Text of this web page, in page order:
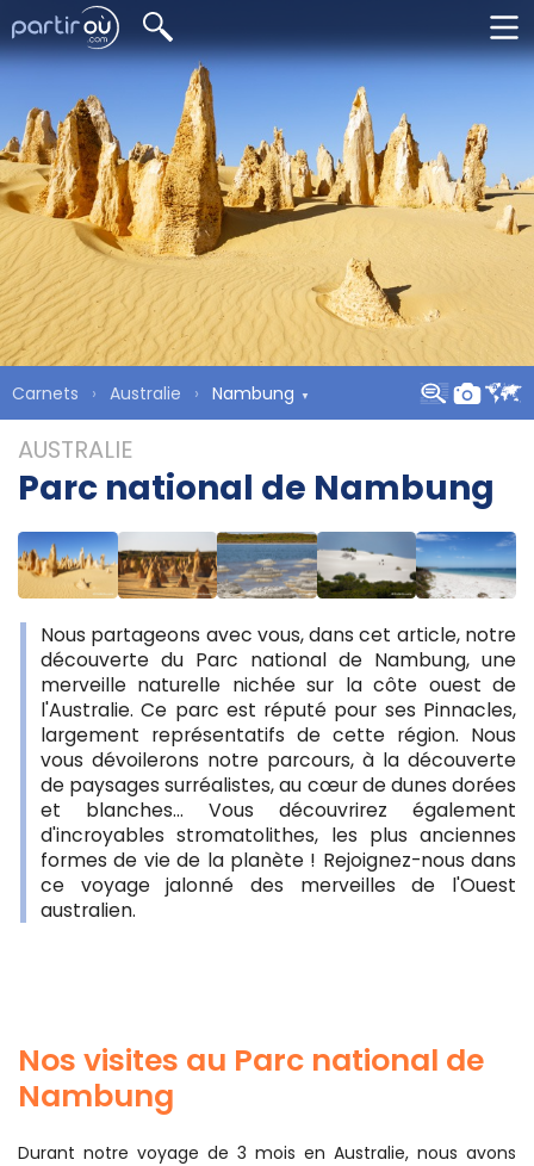
Carnets Australie Nambung
AUSTRALIE
Parc national de Nambung
Nous partageons avec vous, dans cet article, notre
découverte du Parc national de Nambung, une
merveille naturelle nichée sur la côte ouest de
l'Australie. Ce parc est réputé pour ses Pinnacles,
largement représentatifs de cette région. Nous
vous dévoilerons notre parcours, à la découverte
de paysages surréalistes, au cœur de dunes dorées
et blanches... Vous découvrirez également
d'incroyables stromatolithes, les plus anciennes
formes de vie de la planète ! Rejoignez-nous dans
ce voyage jalonné des merveilles de l'Ouest
australien.
Nos visites au Parc national de
Nambung
Durant notre voyage de 3 mois en Australie, nous avons